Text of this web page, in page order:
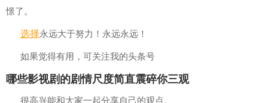
憬了。
选择永远大于努力！永远永远！
如果觉得有用，可关注我的头条号
哪些影视剧的剧情尺度简直震碎你三观
很高兴能和大家一起分享自己的观点。